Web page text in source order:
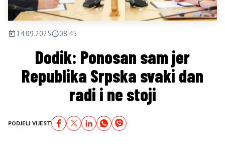
14.09.2025 08:45
Dodik: Ponosan sam jer
Republika Srpska svaki dan
radi i ne stoji
PODJELI VIJEST